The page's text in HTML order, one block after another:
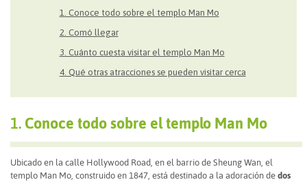
1. Conoce todo sobre el templo Man Mo
2. Comó llegar
3. Cuánto cuesta visitar el templo Man Mo
4. Qué otras atracciones se pueden visitar cerca
1. Conoce todo sobre el templo Man Mo
Ubicado en la calle Hollywood Road, en el barrio de Sheung Wan, el
templo Man Mo, construido en 1847, está destinado a la adoración de dos